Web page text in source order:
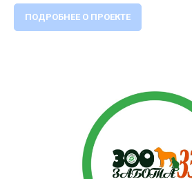
ПОДРОБНЕЕ О ПРОЕКТЕ